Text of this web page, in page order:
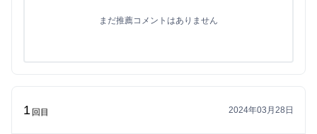
まだ推薦コメントはありません
1 回目 2024年03月28日